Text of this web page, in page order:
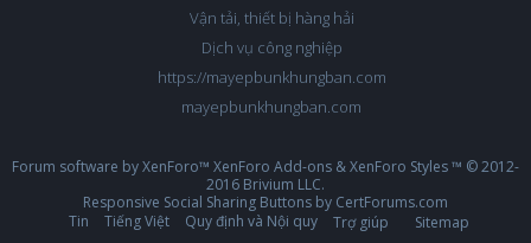
Vận tải, thiết bị hàng hải
Dịch vụ công nghiệp
https://mayepbunkhungban.com
mayepbunkhungban.com
Forum software by XenForo™ XenForo Add-ons &XenForo Styles™ © 2012-
2016 Brivium LLC.
Responsive Social Sharing Buttons by CertForums.com
Tin
Tiếng Việt Quy định và Nội quy Trợ giúp Sitemap